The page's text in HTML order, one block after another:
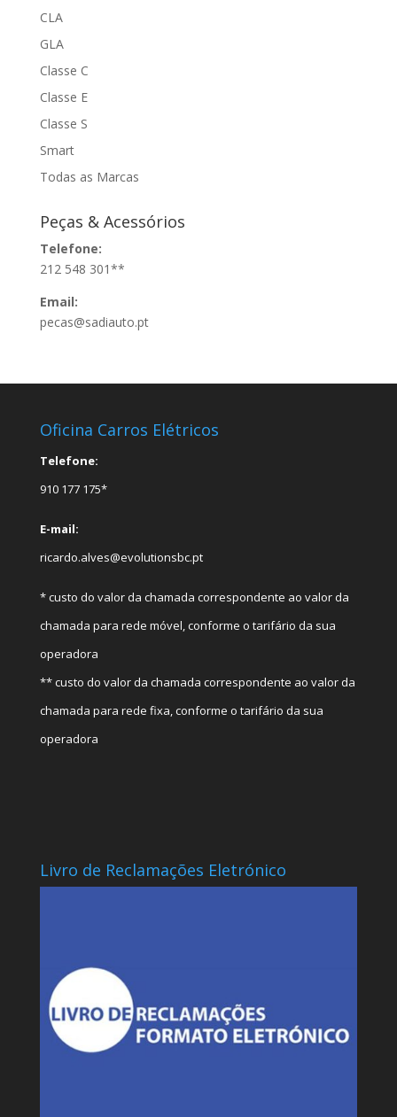
CLA
GLA
Classe C
Classe E
Classe S
Smart
Todas as Marcas
Peças & Acessórios
Telefone:
212 548 301**
Email:
pecas@sadiauto.pt
Oficina Carros Elétricos
Telefone:
910 177 175*
E-mail:
ricardo.alves@evolutionsbc.pt
* custo do valor da chamada correspondente ao valor da
chamada para rede móvel, conforme o tarifário da sua
operadora
** custo do valor da chamada correspondente ao valor da
chamada para rede fixa, conforme o tarifário da sua
operadora
Livro de Reclamações Eletrónico